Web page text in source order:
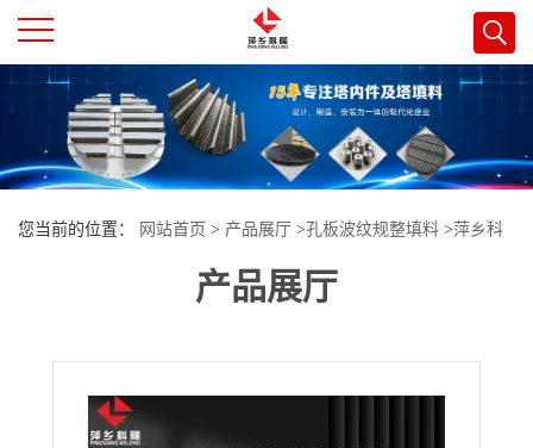
公
司
您当前的位置： 网站首页 > 产品展厅 >孔板波纹规整填料 >萍乡科
隆 不锈钢材质油田三相分离器用填 料的选型与应用 天然气处理
产品展厅